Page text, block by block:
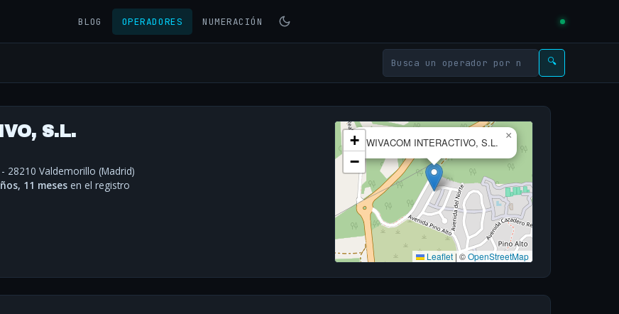
BLOG OPERADORES NUMERACIÓN
🔍
S.L.
28210 Valdemorillo (Madrid)
11 meses en el registro
WIVACOM INTERACTIVO, S.L.
×
+
−
Leaflet | ©OpenStreetMap